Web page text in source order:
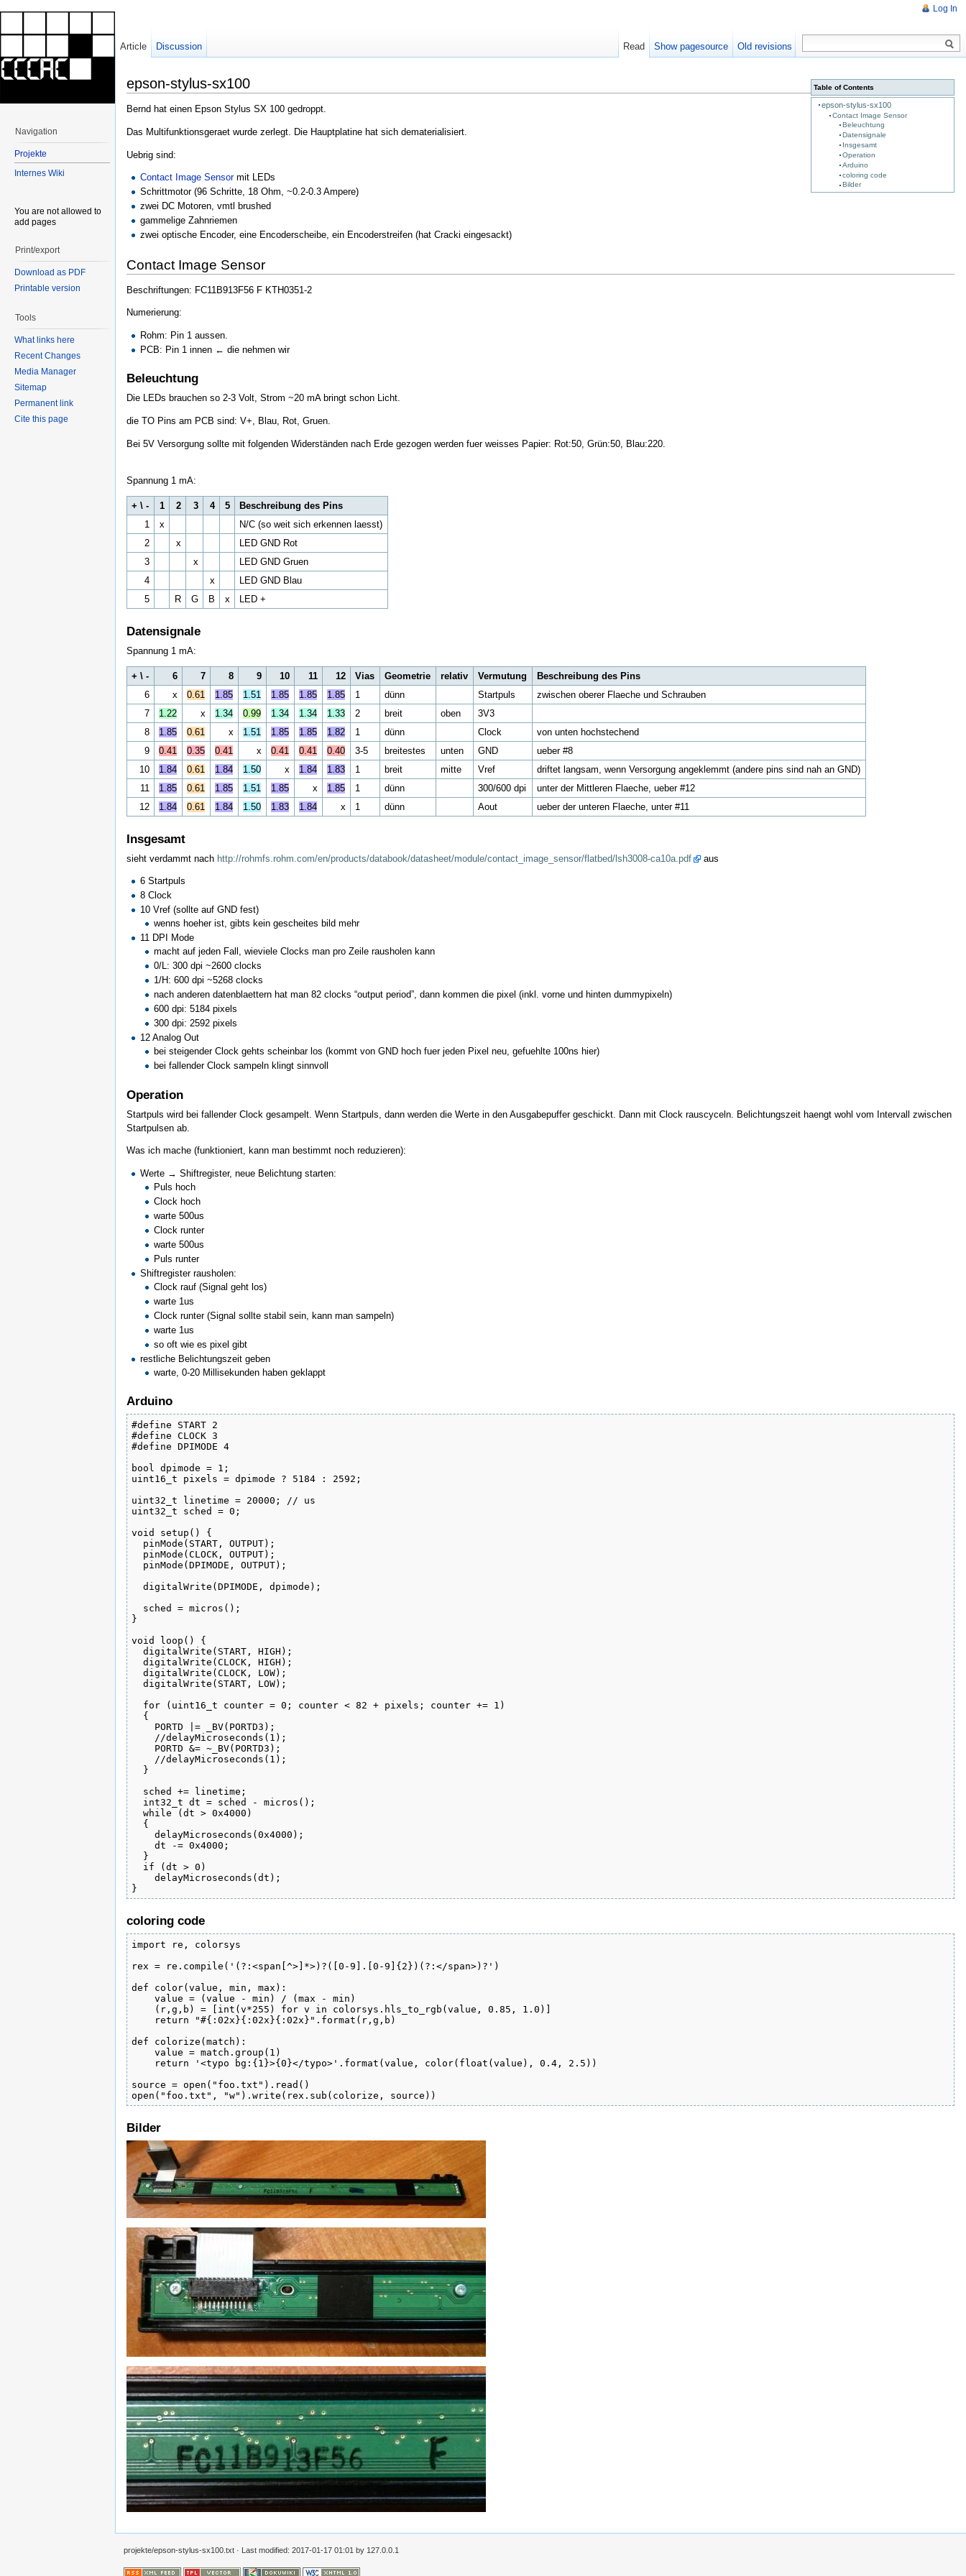
Table of Contents
epson-stylus-sx100
Contact Image Sensor
Beleuchtung
Datensignale
Insgesamt
Operation
Arduino
coloring code
Bilder
epson-stylus-sx100
Bernd hat einen Epson Stylus SX 100 gedroppt.
Das Multifunktionsgeraet wurde zerlegt. Die Hauptplatine hat sich dematerialisiert.
Uebrig sind:
Contact Image Sensormit LEDs
Schrittmotor (96 Schritte, 18 Ohm, ~0.2-0.3 Ampere)
zwei DC Motoren, vmtl brushed
gammelige Zahnriemen
zwei optische Encoder, eine Encoderscheibe, ein Encoderstreifen (hat Cracki eingesackt)
Contact Image Sensor
Beschriftungen: FC11B913F56 F KTH0351-2
Numerierung:
Rohm: Pin 1 aussen.
PCB: Pin 1 innen ← die nehmen wir
Beleuchtung
Die LEDs brauchen so 2-3 Volt, Strom ~20 mA bringt schon Licht.
die TO Pins am PCB sind: V+, Blau, Rot, Gruen.
Bei 5V Versorgung sollte mit folgenden Widerständen nach Erde gezogen werden fuer weisses Papier: Rot:50, Grün:50, Blau:220.
Spannung 1 mA:
+ \ - 1 2 3 4 5
Beschreibung des Pins
1
x
N/C (so weit sich erkennen laesst)
2
x
LED GND Rot
3
x
LED GND Gruen
4
x
LED GND Blau
5
R G B x LED +
Datensignale
Spannung 1 mA:
+ \ - 6 7 8 9 10 11 12 Vias Geometrie relativ Vermutung
Beschreibung des Pins
6
x 0.61 1.85 1.51 1.85 1.85 1.85 1 dünn Startpuls
zwischen oberer Flaeche und Schrauben
7
1.22 x 1.34 0.99 1.34 1.34 1.33 2 breit oben
3V3
8
1.85 0.61 x 1.51 1.85 1.85 1.82 1 dünn Clock
von unten hochstechend
9
0.41 0.35 0.41 x 0.41 0.41 0.40 3-5 breitestes unten GND
ueber #8
10
1.84 0.61 1.84 1.50 x 1.84 1.83 1 breit mitte Vref
driftet langsam, wenn Versorgung angeklemmt (andere pins sind nah an GND)
11
1.85 0.61 1.85 1.51 1.85 x 1.85 1 dünn 300/600 dpi
unter der Mittleren Flaeche, ueber #12
12
1.84 0.61 1.84 1.50 1.83 1.84 x 1 dünn Aout ueber der unteren Flaeche, unter #11
Insgesamt
sieht verdammt nach http://rohmfs.rohm.com/en/products/databook/datasheet/module/contact_image_sensor/flatbed/lsh3008-ca10a.pdf aus
6 Startpuls
8 Clock
10 Vref (sollte auf GND fest)
wenns hoeher ist, gibts kein gescheites bild mehr
11 DPI Mode
macht auf jeden Fall, wieviele Clocks man pro Zeile rausholen kann
0/L: 300 dpi ~2600 clocks
1/H: 600 dpi ~5268 clocks
nach anderen datenblaettern hat man 82 clocks “output period”, dann kommen die pixel (inkl. vorne und hinten dummypixeln)
600 dpi: 5184 pixels
300 dpi: 2592 pixels
12 Analog Out
bei steigender Clock gehts scheinbar los (kommt von GND hoch fuer jeden Pixel neu, gefuehlte 100ns hier)
bei fallender Clock sampeln klingt sinnvoll
Operation
Startpuls wird bei fallender Clock gesampelt. Wenn Startpuls, dann werden die Werte in den Ausgabepuffer geschickt. Dann mit Clock rauscyceln. Belichtungszeit haengt wohl vom Intervall zwischen
Startpulsen ab.
Was ich mache (funktioniert, kann man bestimmt noch reduzieren):
Werte → Shiftregister, neue Belichtung starten:
Puls hoch
Clock hoch
warte 500us
Clock runter
warte 500us
Puls runter
Shiftregister rausholen:
Clock rauf (Signal geht los)
warte 1us
Clock runter (Signal sollte stabil sein, kann man sampeln)
warte 1us
so oft wie es pixel gibt
restliche Belichtungszeit geben
warte, 0-20 Millisekunden haben geklappt
Arduino
#define START 2
#define CLOCK 3
#define DPIMODE 4
bool dpimode = 1;
uint16_t pixels = dpimode ? 5184 : 2592;
uint32_t linetime = 20000; // us
uint32_t sched = 0;
void setup() {
  pinMode(START, OUTPUT);
  pinMode(CLOCK, OUTPUT);
  pinMode(DPIMODE, OUTPUT);
  digitalWrite(DPIMODE, dpimode);
  sched = micros();
}
void loop() {
  digitalWrite(START, HIGH);
  digitalWrite(CLOCK, HIGH);
  digitalWrite(CLOCK, LOW);
  digitalWrite(START, LOW);
  for (uint16_t counter = 0; counter < 82 + pixels; counter += 1)
  {
    PORTD |= _BV(PORTD3);
    //delayMicroseconds(1);
    PORTD &= ~_BV(PORTD3);
    //delayMicroseconds(1);
  }
  sched += linetime;
  int32_t dt = sched - micros();
  while (dt > 0x4000)
  {
    delayMicroseconds(0x4000);
    dt -= 0x4000;
  }
  if (dt > 0)
    delayMicroseconds(dt);
}
coloring code
import re, colorsys
rex = re.compile('(?:<span[^>]*>)?([0-9].[0-9]{2})(?:</span>)?')
def color(value, min, max):
    value = (value - min) / (max - min)
    (r,g,b) = [int(v*255) for v in colorsys.hls_to_rgb(value, 0.85, 1.0)]
    return "#{:02x}{:02x}{:02x}".format(r,g,b)
def colorize(match):
    value = match.group(1)
    return '<typo bg:{1}>{0}</typo>'.format(value, color(float(value), 0.4, 2.5))
source = open("foo.txt").read()
open("foo.txt", "w").write(rex.sub(colorize, source))
Bilder
Log In
Article Discussion Read Show pagesource Old revisions
Navigation
Projekte
Internes Wiki
You are not allowed to
add pages
Print/export
Download as PDF
Printable version
Tools
What links here
Recent Changes
Media Manager
Sitemap
Permanent link
Cite this page
projekte/epson-stylus-sx100.txt · Last modified: 2017-01-17 01:01 by 127.0.0.1